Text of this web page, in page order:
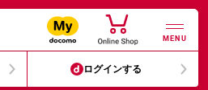
MENU
ログインする